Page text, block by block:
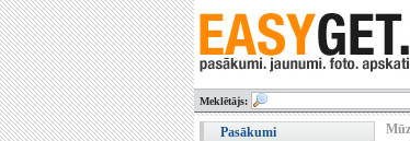
Meklētājs:
Pasākumi